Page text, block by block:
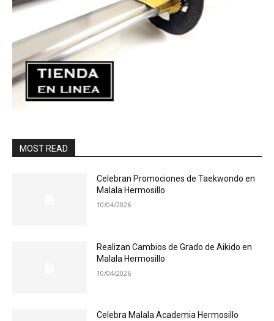
MOST READ
Celebran Promociones de Taekwondo en
Malala Hermosillo
10/04/2026
Realizan Cambios de Grado de Aikido en
Malala Hermosillo
10/04/2026
Celebra Malala Academia Hermosillo